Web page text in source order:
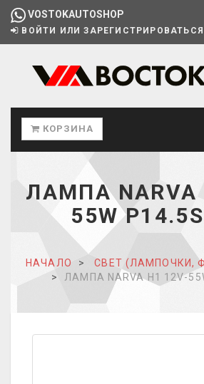
VOSTOKAUTOSHOP
ВОЙТИ ИЛИ ЗАРЕГИСТРИРОВАТЬСЯ
КОРЗИНА
ЛАМПА NARVA
55W
НАЧАЛО СВЕТ (ЛАМПОЧКИ,
ЛАМПА NARVA H1 12V-